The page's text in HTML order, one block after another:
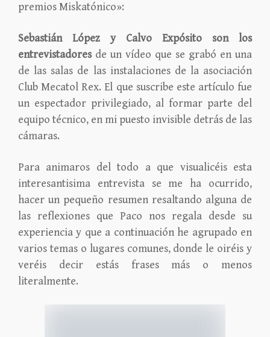
premios Miskatónico»:
Sebastián López y Calvo Expósito son los
entrevistadores de un vídeo que se grabó en una
de las salas de las instalaciones de la asociación
Club Mecatol Rex. El que suscribe este artículo fue
un espectador privilegiado, al formar parte del
equipo técnico, en mi puesto invisible detrás de las
cámaras.
Para animaros del todo a que visualicéis esta
interesantisima entrevista se me ha ocurrido,
hacer un pequeño resumen resaltando alguna de
las reflexiones que Paco nos regala desde su
experiencia y que a continuación he agrupado en
varios temas o lugares comunes, donde le oiréis y
veréis decir estás frases más o menos
literalmente.